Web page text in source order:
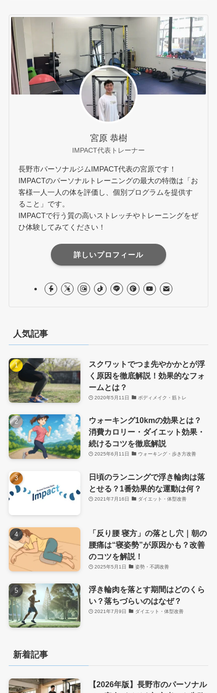
宮原 恭樹
IMPACT代表トレーナー
長野市パーソナルジムIMPACT代表の宮原です！
IMPACTのパーソナルトレーニングの最大の特徴は「お
客様一人一人の体を評価し、個別プログラムを提供す
ること」です。
IMPACTで行う質の高いストレッチやトレーニングをぜ
ひ体験してみてください！
詳しいプロフィール
人気記事
スクワットでつま先やかかとが浮
く原因を徹底解説！効果的なフォ
ームとは？
2020年5月11日 ボディメイク・筋トレ
ウォーキング10kmの効果とは？
消費カロリー・ダイエット効果・
続けるコツを徹底解説
2025年6月11日 ウォーキング・歩き方改善
日頃のランニングで浮き輪肉は落
とせる？1番効果的な運動は何？
2021年7月16日 ダイエット・体型改善
「反り腰 寝方」の落とし穴｜朝の
腰痛は“寝姿勢”が原因かも？改善
のコツを解説！
2025年5月1日 姿勢・不調改善
浮き輪肉を落とす期間はどのくら
い？落ちづらいのはなぜ？
2021年7月9日 ダイエット・体型改善
新着記事
【2026年版】長野市のパーソナル